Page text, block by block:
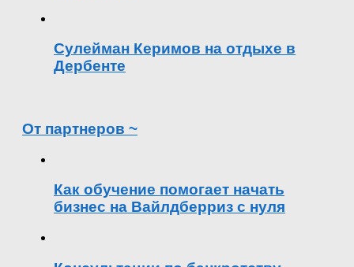
Сулейман Керимов на отдыхе в
Дербенте
От партнеров ~
Как обучение помогает начать
бизнес на Вайлдберриз с нуля